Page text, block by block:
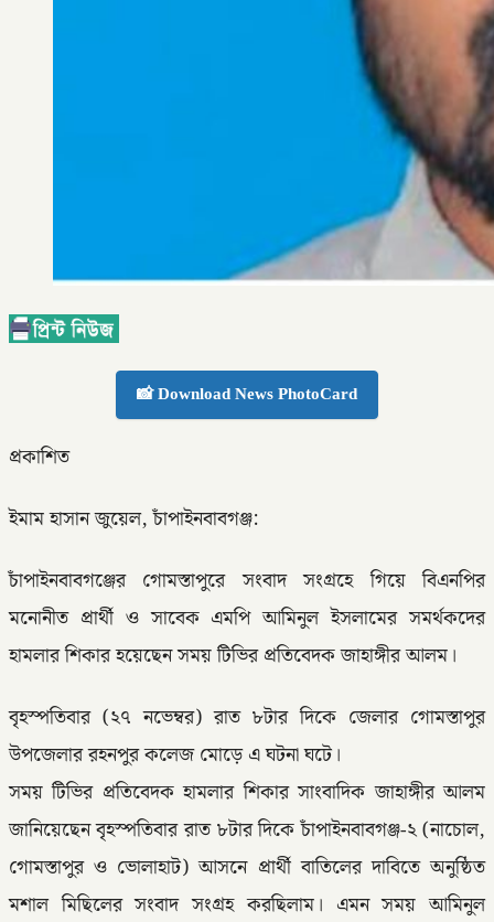
📸 Download News PhotoCard
প্রকাশিত
ইমাম হাসান জুয়েল, চাঁপাইনবাবগঞ্জ:
চাঁপাইনবাবগঞ্জের গোমস্তাপুরে সংবাদ সংগ্রহে গিয়ে বিএনপির
মনোনীত প্রার্থী ও সাবেক এমপি আমিনুল ইসলামের সমর্থকদের
হামলার শিকার হয়েছেন সময় টিভির প্রতিবেদক জাহাঙ্গীর আলম।
বৃহস্পতিবার (২৭ নভেম্বর) রাত ৮টার দিকে জেলার গোমস্তাপুর
উপজেলার রহনপুর কলেজ মোড়ে এ ঘটনা ঘটে।
সময় টিভির প্রতিবেদক হামলার শিকার সাংবাদিক জাহাঙ্গীর আলম
জানিয়েছেন বৃহস্পতিবার রাত ৮টার দিকে চাঁপাইনবাবগঞ্জ-২ (নাচোল,
গোমস্তাপুর ও ভোলাহাট) আসনে প্রার্থী বাতিলের দাবিতে অনুষ্ঠিত
মশাল মিছিলের সংবাদ সংগ্রহ করছিলাম। এমন সময় আমিনুল